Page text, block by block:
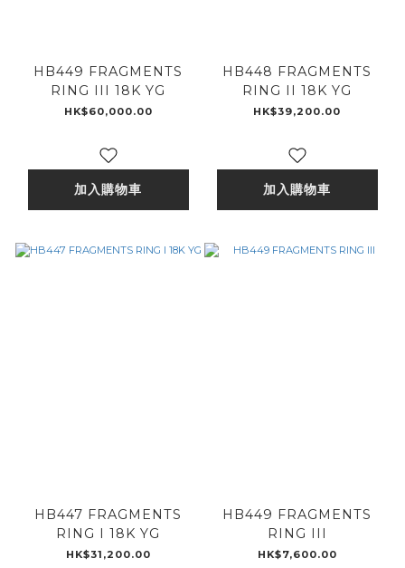
HB449 FRAGMENTS
RING III 18K YG
HK$60,000.00
加入購物車
HB448 FRAGMENTS
RING II 18K YG
HK$39,200.00
加入購物車
HB447 FRAGMENTS
RING I 18K YG
HK$31,200.00
HB449 FRAGMENTS
RING III
HK$7,600.00